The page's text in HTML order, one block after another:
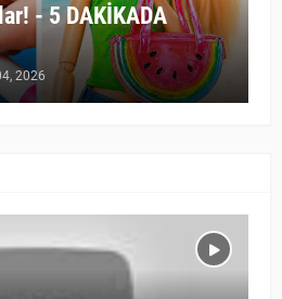
- 5 DAKİKADA
2026